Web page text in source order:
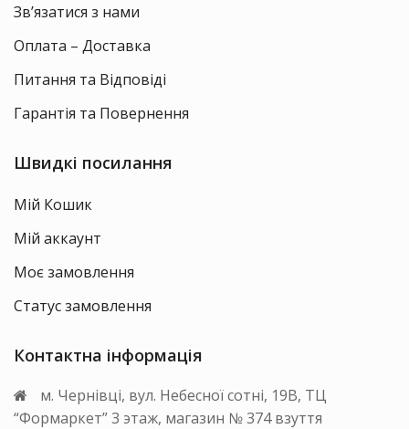
Зв’язатися з нами
Оплата – Доставка
Питання та Відповіді
Гарантія та Повернення
Швидкі посилання
Мій Кошик
Мій аккаунт
Моє замовлення
Статус замовлення
Контактна інформація
м. Чернівці, вул. Небесної сотні, 19В, ТЦ
“Формаркет” 3 этаж, магазин № 374 взуття